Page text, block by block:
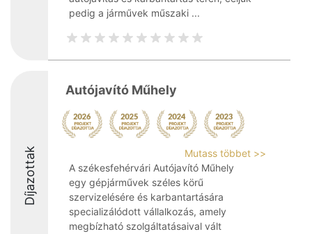
pedig a járművek műszaki ...
Díjazottak
Autójavító Műhely
Mutass többet >>
A székesfehérvári Autójavító Műhely
egy gépjárművek széles körű
szervizelésére és karbantartására
specializálódott vállalkozás, amely
megbízható szolgáltatásaival vált